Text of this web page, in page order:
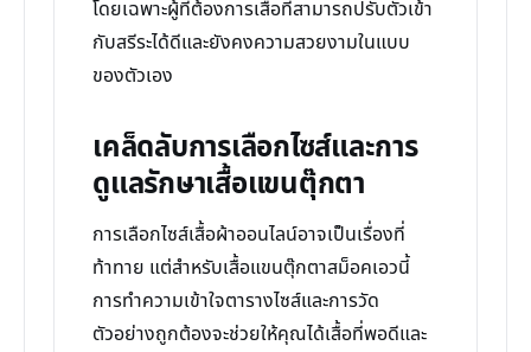
โดยเฉพาะผู้ที่ต้องการเสื้อที่สามารถปรับตัวเข้า
กับสรีระได้ดีและยังคงความสวยงามในแบบ
ของตัวเอง
เคล็ดลับการเลือกไซส์และการ
ดูแลรักษาเสื้อแขนตุ๊กตา
การเลือกไซส์เสื้อผ้าออนไลน์อาจเป็นเรื่องที่
ท้าทาย แต่สำหรับเสื้อแขนตุ๊กตาสม็อคเอวนี้
การทำความเข้าใจตารางไซส์และการวัด
ตัวอย่างถูกต้องจะช่วยให้คุณได้เสื้อที่พอดีและ